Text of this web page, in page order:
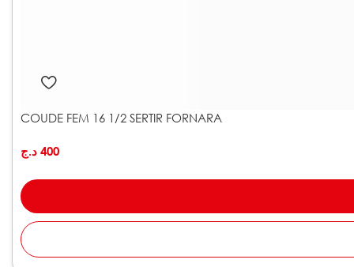
COUDE FEM 16 1/2 SERTIR FORNARA
400 د.ج